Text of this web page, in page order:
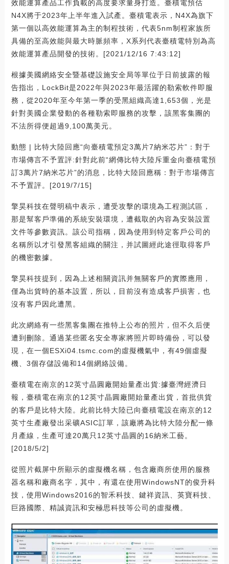
效能運算產品工作負載的高度要求量身打造。臺積電預估
N4X將于2023年上半年進入試產。臺積電表示，N4X為旗下
第一個以高效能運算為主的制程技術，代表5nm制程家族所
具備的至高效能與最大時脈頻率，X系列代表臺積電特別為高
效能運算產品開發的技術。[2021/12/16 7:43:12]
根據美國網絡安全暨基礎設施安全局等單位于日前披露的報
告指出，LockBit是2022年與2023年最活躍的勒索軟件即服
務，從2020年至今年第一季的受黑組織高達1,653個，光是
針對美國企業發動的各種勒索即服務的攻擊，該黑客集團的
不法所得便超過9,100萬美元。
動態 | 比特大陸回應“向臺積電預定3萬片7納米芯片”：對于
市場傳言不予置評:針對此前“網傳比特大陸斥重金向臺積電預
訂3萬片7納米芯片”的消息，比特大陸回應稱：對于市場傳言
不予置評。[2019/7/15]
擎昊科技在聲明稿中表示，遭受攻擊的環境為工程測試區，
那是幫客戶準備的系統安裝環境，遭截取的內容為安裝設置
文件等參數資訊。該公司指稱，因為使用到特定客戶公司的
名稱所以才引發黑客組織的關注，并試圖經此途徑取得客戶
的機密數據。
擎昊科技提到，因為上述相關資訊并無關客戶的實際應用，
僅為出貨時的基本設置，所以，目前沒有造成客戶損害，也
沒有客戶因此遭黑。
此次網絡有一些黑客集團在推特上公布的照片，但不久后便
遭到刪除。通過某些匿名安全專家將照片即時備份，可以發
現，在一個ESXi04.tsmc.com的虛擬機氣中，有49個虛擬
機、3個存儲設備和14個網絡設備。
臺積電在南京的12英寸晶圓廠開始量產出貨:據臺灣經濟日
報，臺積電在南京的12英寸晶圓廠開始量產出貨，首批供貨
的客戶是比特大陸。此前比特大陸已向臺積電設在南京的12
英寸生產廠發出采礦ASIC訂單，該廠將為比特大陸分配一條
月產線，生產可達20萬只12英寸晶圓的16納米工藝。
[2018/5/2]
從照片截屏中所顯示的虛擬機名稱，包含廠商所使用的服務
器名稱和廠商名字，其中，有還在使用WindowsNT的俊升科
技，使用Windows2016的智禾科技、鍵祥資訊、英寶科技、
巨路國際、精誠資訊和安極思科技等公司的虛擬機。